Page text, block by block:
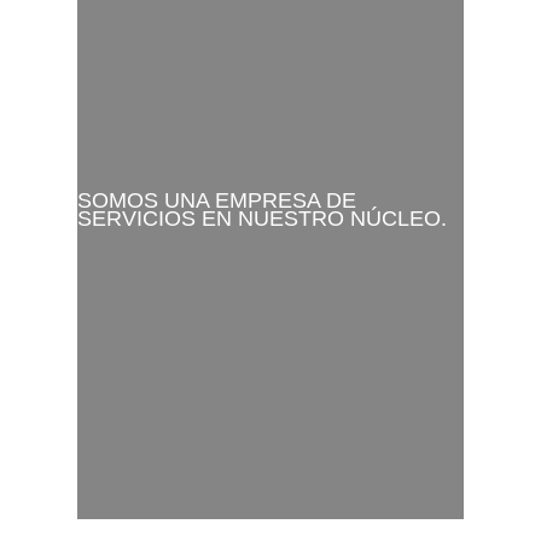
SOMOS UNA EMPRESA DE
SERVICIOS EN NUESTRO NÚCLEO.